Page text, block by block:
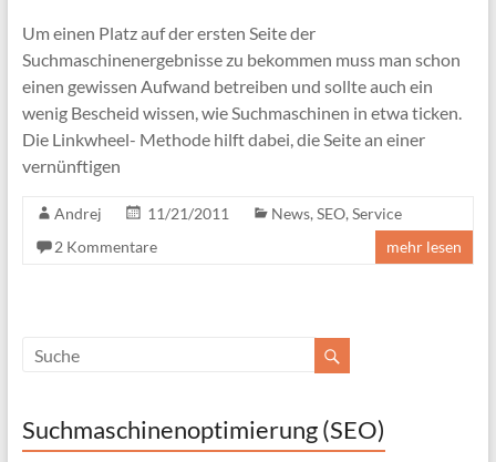
Um einen Platz auf der ersten Seite der
Suchmaschinenergebnisse zu bekommen muss man schon
einen gewissen Aufwand betreiben und sollte auch ein
wenig Bescheid wissen, wie Suchmaschinen in etwa ticken.
Die Linkwheel- Methode hilft dabei, die Seite an einer
vernünftigen
Andrej 11/21/2011 News, SEO, Service
2 Kommentare
mehr lesen
Suchmaschinenoptimierung (SEO)